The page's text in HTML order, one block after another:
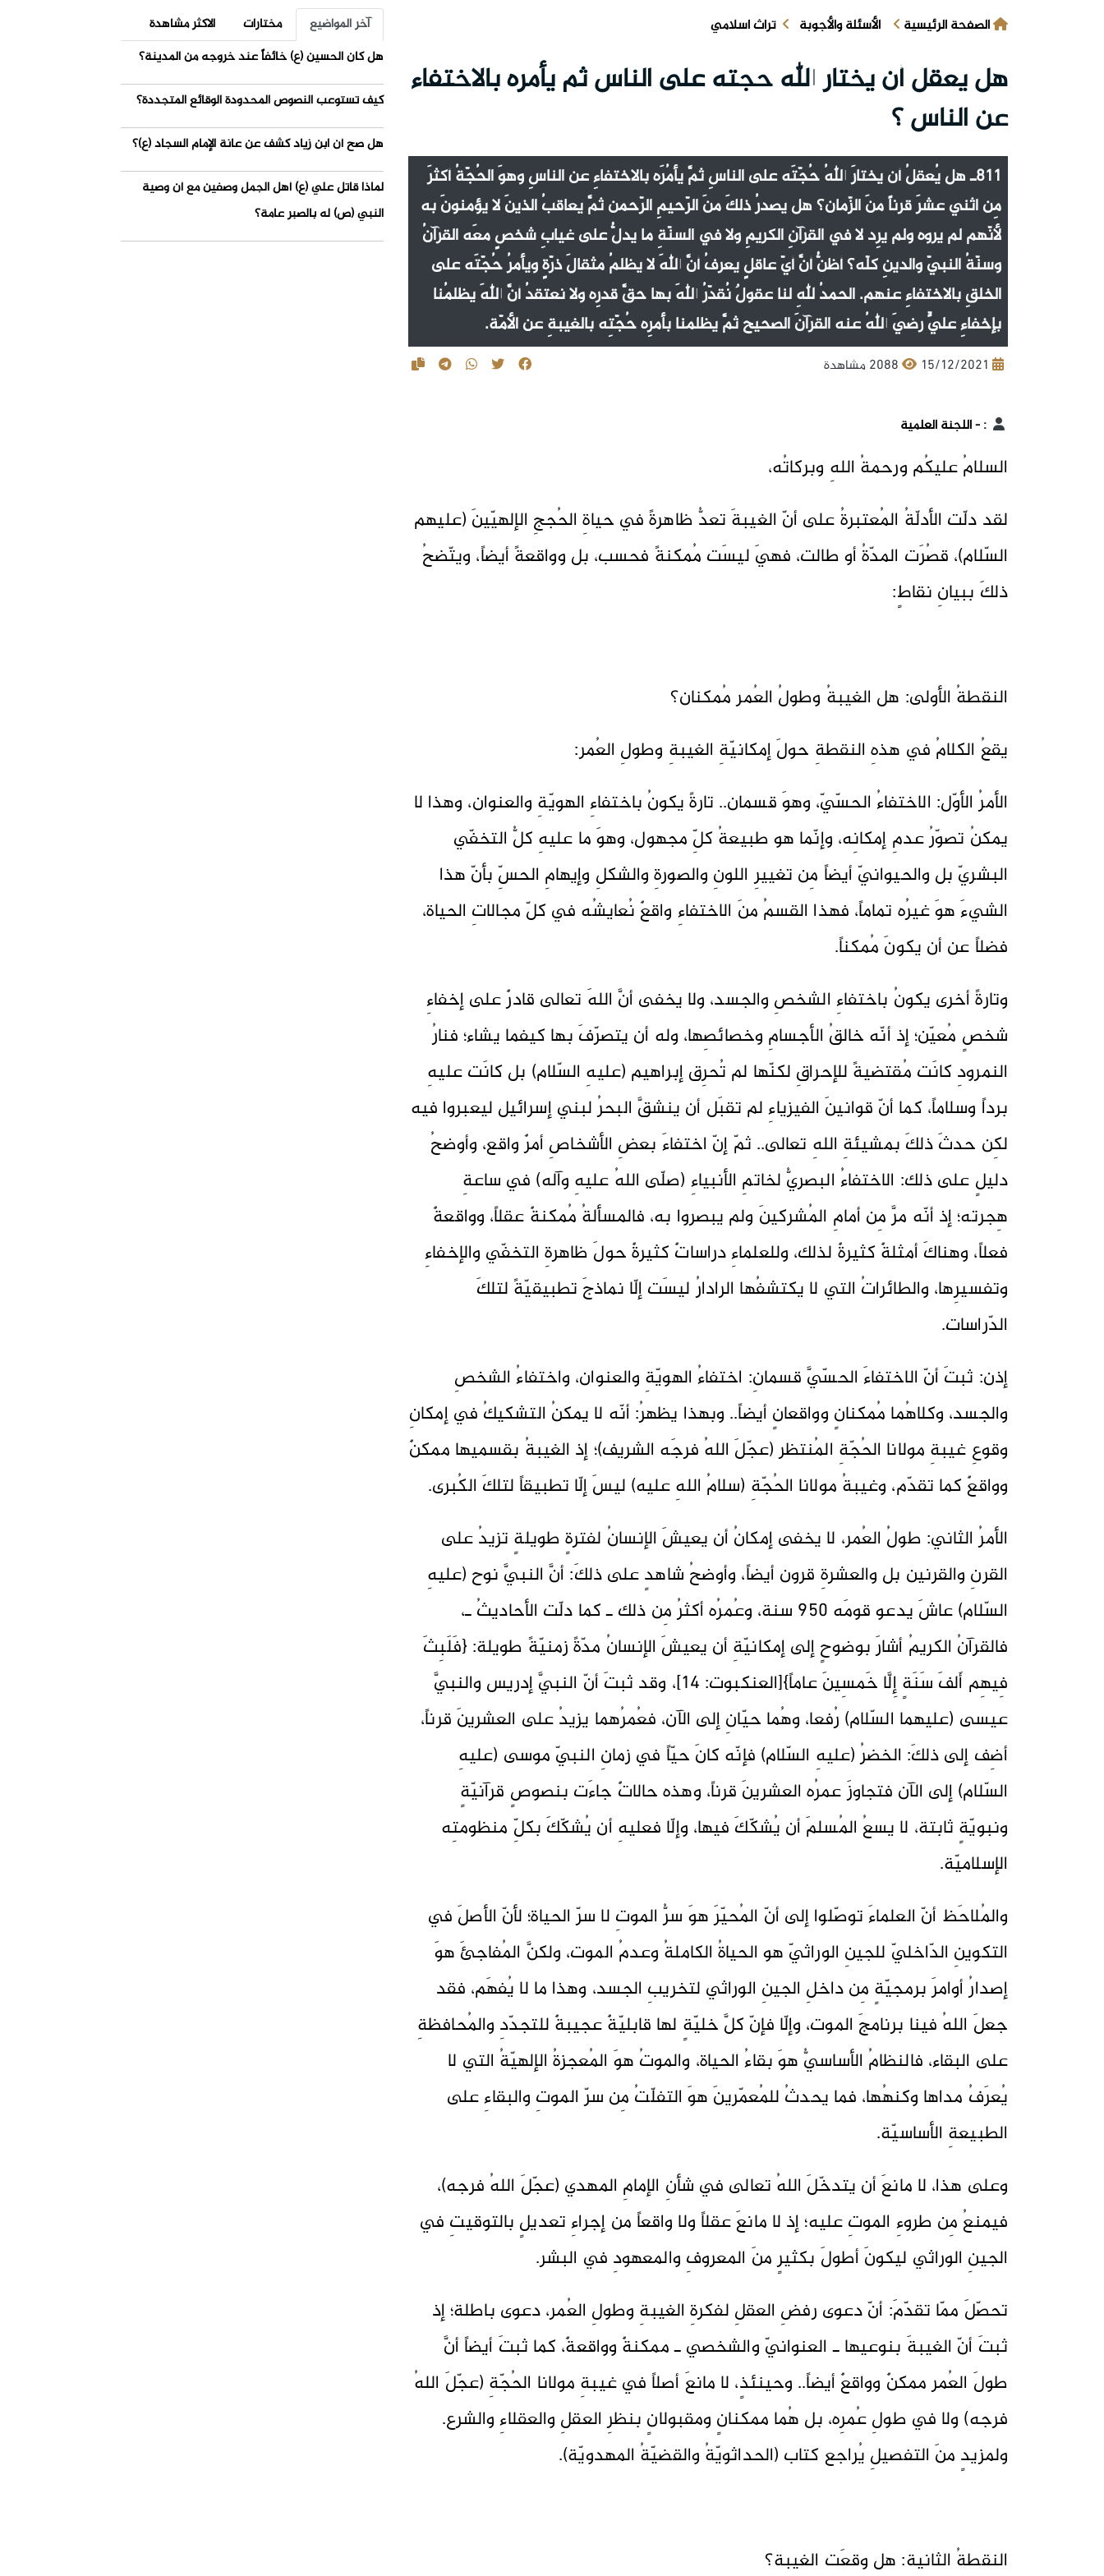
الصفحة الرئيسية الأسئلة والأجوبة تراث اسلامي
هل يعقل أن يختار الله حجته على الناس ثم يأمره بالاختفاء
عن الناس ؟
811ـ هل يُعقلُ أن يختارَ اللهُ حُجّتَه على الناسِ ثمَّ يأمُرَه بالاختفاءِ عن الناسِ وهوَ الحُجّةُ أكثرَ
مِن اثني عشرَ قرناً منَ الزّمان؟ هل يصدرُ ذلكَ منَ الرّحيمِ الرّحمن ثمَّ يعاقبُ الذينَ لا يؤمنونَ به
لأنّهم لم يروه ولم يرِد لا في القرآنِ الكريمِ ولا في السنّةِ ما يدلُّ على غيابِ شخصٍ معَه القرآنُ
وسنّةُ النبيّ والدينِ كلّه؟ أظنُّ أنَّ أيّ عاقلٍ يعرفُ أنَّ اللهَ لا يظلمُ مثقالَ ذرّةٍ ويأمرُ حُجّتَه على
الخلقِ بالاختفاءِ عنهم. الحمدُ للهِ لنا عقولٌ نُقدّرُ اللهَ بها حقَّ قدرِه ولا نعتقدُ أنَّ اللهَ يظلمُنا
بإخفاءِ عليٍّ رضيَ اللهُ عنه القرآنَ الصحيح ثمَّ يظلمنا بأمرِه حُجّتِه بالغيبةِ عن الأمّة.
15/12/2021 2088 مشاهدة
:- اللجنة العلمية
السلامُ عليكُم ورحمةُ اللهِ وبركاتُه،
لقد دلّت الأدلّةُ المُعتبرةُ على أنّ الغيبةَ تعدُّ ظاهرةً في حياةِ الحُججِ الإلهيّينَ (عليهم
السّلام)، قصُرَت المدّةُ أو طالت، فهيَ ليسَت مُمكنةً فحسب، بل وواقعةً أيضاً، ويتّضحُ
ذلكَ ببيانِ نقاطٍ:
النقطةُ الأولى: هل الغيبةُ وطولُ العُمر مُمكنان؟
يقعُ الكلامُ في هذهِ النقطةِ حولَ إمكانيّةِ الغيبةِ وطولِ العُمر:
الأمرُ الأوّل: الاختفاءُ الحسّيّ، وهوَ قسمان.. تارةً يكونُ باختفاءِ الهويّةِ والعنوان، وهذا لا
يمكنُ تصوّرُ عدمِ إمكانِه، وإنّما هو طبيعةُ كلِّ مجهول، وهوَ ما عليهِ كلُّ التخفّي
البشريّ بل والحيوانيّ أيضاً مِن تغييرِ اللونِ والصورةِ والشكلِ وإيهامِ الحسِّ بأنّ هذا
الشيءَ هوَ غيرُه تماماً، فهذا القسمُ منَ الاختفاءِ واقعٌ نُعايشُه في كلّ مجالاتِ الحياة،
فضلاً عن أن يكونَ مُمكناً.
وتارةً أخرى يكونُ باختفاءِ الشخصِ والجسد، ولا يخفى أنَّ اللهَ تعالى قادرٌ على إخفاءِ
شخصٍ مُعيّن؛ إذ أنّه خالقُ الأجسامِ وخصائصِها، وله أن يتصرّفَ بها كيفما يشاء؛ فنارُ
النمرودِ كانَت مُقتضيةً للإحراقِ لكنّها لم تُحرِق إبراهيم (عليهِ السّلام) بل كانَت عليهِ
برداً وسلاماً، كما أنّ قوانينَ الفيزياءِ لم تقبَل أن ينشقَّ البحرُ لبني إسرائيل ليعبروا فيه
لكِن حدثَ ذلكَ بمشيئةِ اللهِ تعالى.. ثمّ إنّ اختفاءَ بعضِ الأشخاصِ أمرٌ واقع، وأوضحُ
دليلٍ على ذلك: الاختفاءُ البصريُّ لخاتمِ الأنبياءِ (صلّى اللهُ عليهِ وآله) في ساعةِ
هِجرته؛ إذ أنّه مرَّ مِن أمامِ المُشركينَ ولم يبصروا به، فالمسألةُ مُمكنةٌ عقلاً، وواقعةٌ
فعلاً، وهناكَ أمثلةٌ كثيرةٌ لذلك، وللعلماءِ دراساتٌ كثيرةٌ حولَ ظاهرةِ التخفّي والإخفاءِ
وتفسيرِها، والطائراتُ التي لا يكتشفُها الرادارُ ليسَت إلّا نماذجَ تطبيقيّةً لتلكَ
الدّراسات.
إذن: ثبتَ أنّ الاختفاءَ الحسّيَّ قسمانِ: اختفاءُ الهويّةِ والعنوان، واختفاءُ الشخصِ
والجسد، وكلاهُما مُمكنانٍ وواقعانٍ أيضاً.. وبهذا يظهرُ: أنّه لا يمكنُ التشكيكُ في إمكانِ
وقوعِ غيبةِ مولانا الحُجّةِ المُنتظر (عجّلَ اللهُ فرجَه الشريف)؛ إذ الغيبةُ بقسميها ممكنٌ
وواقعٌ كما تقدّم، وغيبةُ مولانا الحُجّةِ (سلامُ اللهِ عليه) ليسَ إلّا تطبيقاً لتلكَ الكُبرى.
الأمرُ الثاني: طولُ العُمر، لا يخفى إمكانُ أن يعيشَ الإنسانُ لفترةٍ طويلةٍ تزيدُ على
القرنِ والقرنين بل والعشرةِ قرون أيضاً، وأوضحُ شاهدٍ على ذلكَ: أنَّ النبيَّ نوح (عليهِ
السّلام) عاشَ يدعو قومَه 950 سنة، وعُمرُه أكثرُ مِن ذلك ـ كما دلّت الأحاديثُ ـ،
فالقرآنُ الكريمُ أشارَ بوضوحٍ إلى إمكانيّةِ أن يعيشَ الإنسانُ مدّةً زمنيّةً طويلة: {فَلَبِثَ
فِيهِم أَلفَ سَنَةٍ إِلَّا خَمسِينَ عاماً}[العنكبوت: 14]، وقد ثبتَ أنّ النبيَّ إدريس والنبيَّ
عيسى (عليهما السّلام) رُفعا، وهُما حيّانِ إلى الآن، فعُمرُهما يزيدُ على العشرينَ قرناً،
أضِف إلى ذلكَ: الخضرُ (عليهِ السّلام) فإنّه كانَ حيّاً في زمانِ النبيّ موسى (عليهِ
السّلام) إلى الآن فتجاوزَ عمرُه العشرينَ قرناً، وهذه حالاتٌ جاءَت بنصوصٍ قرآنيّةٍ
ونبويّةٍ ثابتة، لا يسعُ المُسلمَ أن يُشكّكَ فيها، وإلّا فعليهِ أن يُشكّكَ بكلِّ منظومتِه
الإسلاميّة.
والمُلاحَظ أنّ العلماءَ توصّلوا إلى أنّ المُحيّرَ هوَ سرُّ الموتِ لا سرّ الحياة؛ لأنّ الأصلَ في
التكوينِ الدّاخليّ للجينِ الوراثيّ هو الحياةُ الكاملةُ وعدمُ الموت، ولكنَّ المُفاجئَ هوَ
إصدارُ أوامرَ برمجيّةٍ مِن داخلِ الجينِ الوراثي لتخريبِ الجسد، وهذا ما لا يُفهَم، فقد
جعلَ اللهُ فينا برنامجَ الموت، وإلّا فإنّ كلَّ خليّةٍ لها قابليّةٌ عجيبةٌ للتجدّدِ والمُحافظةِ
على البقاء، فالنظامُ الأساسيُّ هوَ بقاءُ الحياة، والموتُ هوَ المُعجزةُ الإلهيّةُ التي لا
يُعرَفُ مداها وكنهُها، فما يحدثُ للمُعمّرينَ هوَ التفلّتُ مِن سرّ الموتِ والبقاءِ على
الطبيعةِ الأساسيّة.
وعلى هذا، لا مانعَ أن يتدخّلَ اللهُ تعالى في شأنِ الإمامِ المهدي (عجّلَ اللهُ فرجه)،
فيمنعُ مِن طروءِ الموتِ عليه؛ إذ لا مانعَ عقلاً ولا واقعاً من إجراءِ تعديلٍ بالتوقيتِ في
الجينِ الوراثي ليكونَ أطولَ بكثيرٍ منَ المعروفِ والمعهودِ في البشر.
تحصّلَ ممّا تقدّمَ: أنّ دعوى رفضِ العقلِ لفكرةِ الغيبةِ وطولِ العُمر، دعوى باطلة؛ إذ
ثبتَ أنّ الغيبةَ بنوعيها ـ العنوانيّ والشخصي ـ ممكنةٌ وواقعةٌ، كما ثبتَ أيضاً أنَّ
طولَ العُمر ممكنٌ وواقعٌ أيضاً.. وحينئذٍ، لا مانعَ أصلاً في غيبةِ مولانا الحُجّةِ (عجّلَ اللهُ
فرجه) ولا في طولِ عُمرِه، بل هُما ممكنانٍ ومقبولانٍ بنظرِ العقلِ والعقلاءِ والشرع.
ولمزيدٍ منَ التفصيلِ يُراجع كتاب (الحداثويّةُ والقضيّةُ المهدويّة).
النقطةُ الثانية: هل وقعَت الغيبة؟
آخر المواضيع مختارات
الاكثر مشاهدة
هل كان الحسين (ع) خائفاً عند خروجه من المدينة؟
كيف تستوعب النصوص المحدودة الوقائع المتجددة؟
هل صح أن ابن زياد كشف عن عانة الإمام السجاد (ع)؟
لماذا قاتل علي (ع) أهل الجمل وصفين مع أن وصية
النبي (ص) له بالصبر عامة؟